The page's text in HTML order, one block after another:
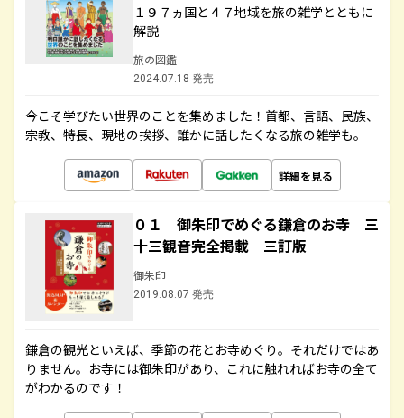
１９７ヵ国と４７地域を旅の雑学とともに
解説
旅の図鑑
2024.07.18 発売
今こそ学びたい世界のことを集めました！首都、言語、民族、
宗教、特長、現地の挨拶、誰かに話したくなる旅の雑学も。
詳細を見る
０１ 御朱印でめぐる鎌倉のお寺 三
十三観音完全掲載 三訂版
御朱印
2019.08.07 発売
鎌倉の観光といえば、季節の花とお寺めぐり。それだけではあ
りません。お寺には御朱印があり、これに触れればお寺の全て
がわかるのです！